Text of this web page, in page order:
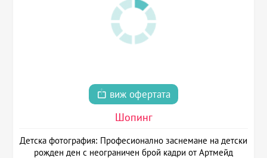
виж офертата
Шопинг
Детска фотография: Професионално заснемане на детски
рожден ден с неограничен брой кадри от Артмейд